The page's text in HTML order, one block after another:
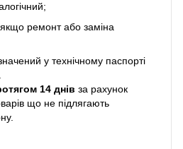
ремонт або заміна
у технічному паспорті
14 днів за рахунок
що не підлягають